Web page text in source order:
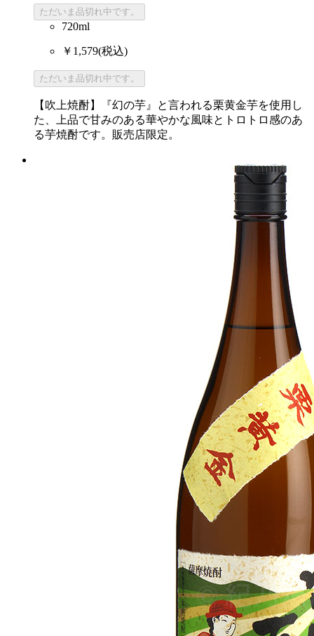
ただいま品切れ中です。
720ml
￥1,579(税込)
ただいま品切れ中です。
【吹上焼酎】『幻の芋』と言われる栗黄金芋を使用し
た、上品で甘みのある華やかな風味とトロトロ感のあ
る芋焼酎です。販売店限定。